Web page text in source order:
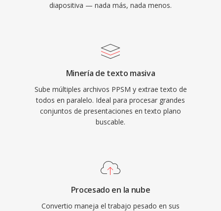
diapositiva — nada más, nada menos.
Minería de texto masiva
Sube múltiples archivos PPSM y extrae texto de
todos en paralelo. Ideal para procesar grandes
conjuntos de presentaciones en texto plano
buscable.
Procesado en la nube
Convertio maneja el trabajo pesado en sus